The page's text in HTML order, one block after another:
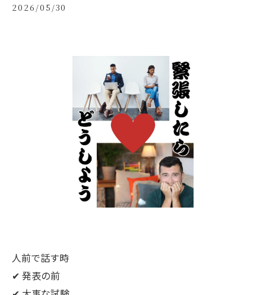
2026/05/30
人前で話す時
✔ 発表の前